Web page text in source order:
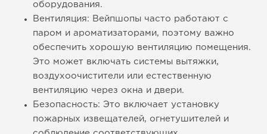
оборудования.
Вентиляция: Вейпшопы часто работают с
паром и ароматизаторами, поэтому важно
обеспечить хорошую вентиляцию помещения.
Это может включать системы вытяжки,
воздухоочистители или естественную
вентиляцию через окна и двери.
Безопасность: Это включает установку
пожарных извещателей, огнетушителей и